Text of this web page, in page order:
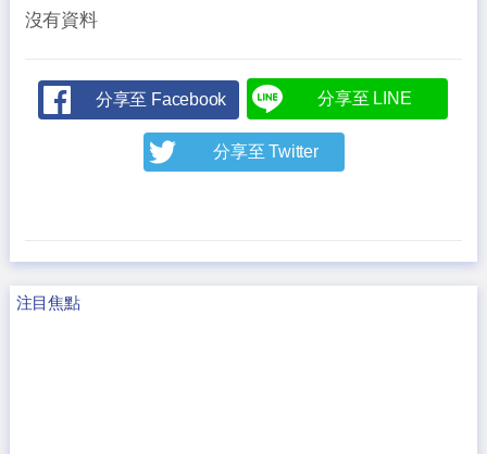
沒有資料
分享至 Facebook 分享至 LINE
分享至 Twitter
注目焦點